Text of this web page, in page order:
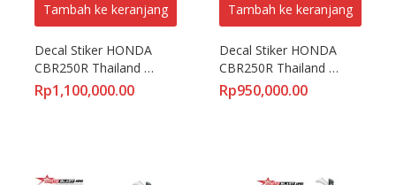
Tambah ke keranjang
Decal Stiker HONDA
CBR250R Thailand
GREENLIME 6D
Rp1,100,000.00
Tambah ke keranjang
Decal Stiker HONDA
CBR250R Thailand
REPSOL VR46
Rp950,000.00